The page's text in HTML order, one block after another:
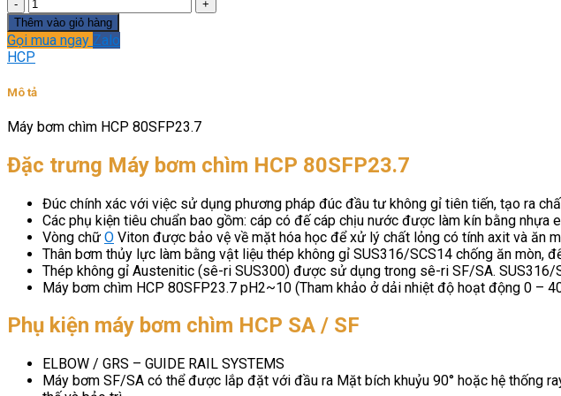
bơm
chìm
HCP
số
Thêm vào giỏ hàng
Gọi mua ngay Zalo
HCP
Mô tả
Máy bơm chìm HCP 80SFP23.7
Đặc trưng Máy bơm chìm HCP 80SFP23.7
Đúc chính xác với việc sử dụng phương pháp đúc đầu tư không gỉ tiên tiến, tạo ra
Các phụ kiện tiêu chuẩn bao gồm: cáp có đế cáp chịu nước được làm kín bằng
Vòng chữ O Viton được bảo vệ về mặt hóa học để xử lý chất lỏng có tính axit và ăn
Thân bơm thủy lực làm bằng vật liệu thép không gỉ SUS316/SCS14 chống ăn
Thép không gỉ Austenitic (sê-ri SUS300) được sử dụng trong sê-ri SF/SA.
Máy bơm chìm HCP 80SFP23.7 pH2~10 (Tham khảo ở dải nhiệt độ hoạt động 0 –
Phụ kiện máy bơm chìm HCP SA / SF
ELBOW / GRS – GUIDE RAIL SYSTEMS
Máy bơm SF/SA có thể được lắp đặt với đầu ra Mặt bích khuỷu 90° hoặc hệ thống